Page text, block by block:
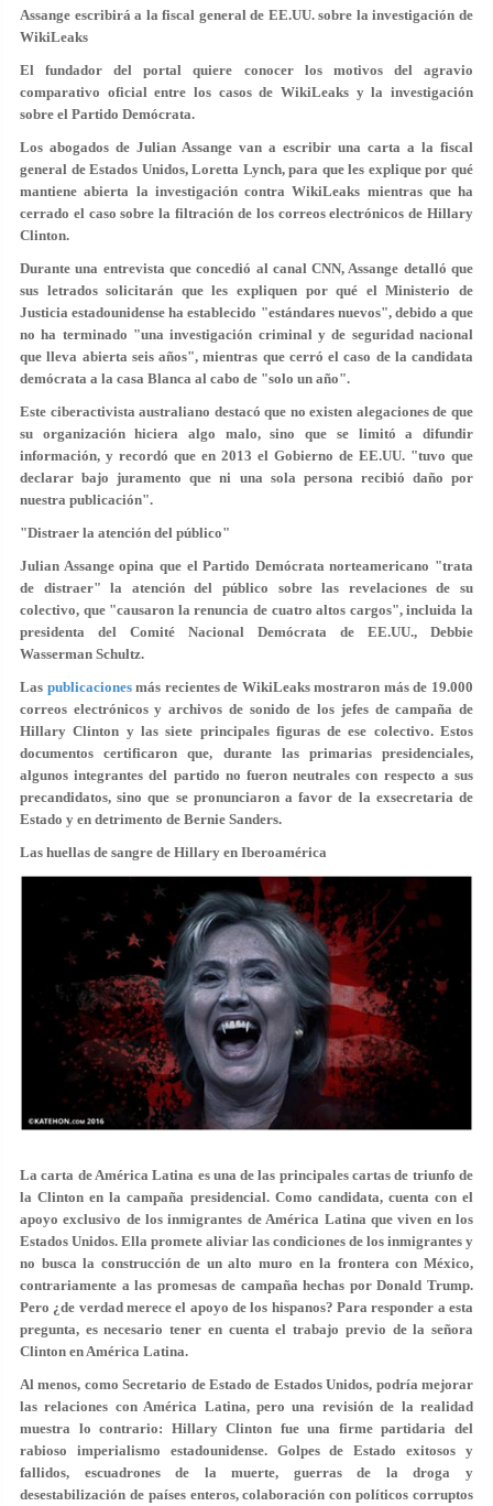
Assange escribirá a la fiscal general de EE.UU. sobre la investigación de
WikiLeaks
El fundador del portal quiere conocer los motivos del agravio
comparativo oficial entre los casos de WikiLeaks y la investigación
sobre el Partido Demócrata.
Los abogados de Julian Assange van a escribir una carta a la fiscal
general de Estados Unidos, Loretta Lynch, para que les explique por qué
mantiene abierta la investigación contra WikiLeaks mientras que ha
cerrado el caso sobre la filtración de los correos electrónicos de Hillary
Clinton.
Durante una entrevista que concedió al canal CNN, Assange detalló que
sus letrados solicitarán que les expliquen por qué el Ministerio de
Justicia estadounidense ha establecido "estándares nuevos", debido a que
no ha terminado "una investigación criminal y de seguridad nacional
que lleva abierta seis años", mientras que cerró el caso de la candidata
demócrata a la casa Blanca al cabo de "solo un año".
Este ciberactivista australiano destacó que no existen alegaciones de que
su organización hiciera algo malo, sino que se limitó a difundir
información, y recordó que en 2013 el Gobierno de EE.UU. "tuvo que
declarar bajo juramento que ni una sola persona recibió daño por
nuestra publicación".
"Distraer la atención del público"
Julian Assange opina que el Partido Demócrata norteamericano "trata
de distraer" la atención del público sobre las revelaciones de su
colectivo, que "causaron la renuncia de cuatro altos cargos", incluida la
presidenta del Comité Nacional Demócrata de EE.UU., Debbie
Wasserman Schultz.
Las publicacionesmás recientes de WikiLeaks mostraron más de 19.000
correos electrónicos y archivos de sonido de los jefes de campaña de
Hillary Clinton y las siete principales figuras de ese colectivo. Estos
documentos certificaron que, durante las primarias presidenciales,
algunos integrantes del partido no fueron neutrales con respecto a sus
precandidatos, sino que se pronunciaron a favor de la exsecretaria de
Estado y en detrimento de Bernie Sanders.
Las huellas de sangre de Hillary en Iberoamérica
La carta de América Latina es una de las principales cartas de triunfo de
la Clinton en la campaña presidencial. Como candidata, cuenta con el
apoyo exclusivo de los inmigrantes de América Latina que viven en los
Estados Unidos. Ella promete aliviar las condiciones de los inmigrantes y
no busca la construcción de un alto muro en la frontera con México,
contrariamente a las promesas de campaña hechas por Donald Trump.
Pero ¿de verdad merece el apoyo de los hispanos? Para responder a esta
pregunta, es necesario tener en cuenta el trabajo previo de la señora
Clinton en América Latina.
Al menos, como Secretario de Estado de Estados Unidos, podría mejorar
las relaciones con América Latina, pero una revisión de la realidad
muestra lo contrario: Hillary Clinton fue una firme partidaria del
rabioso imperialismo estadounidense. Golpes de Estado exitosos y
fallidos, escuadrones de la muerte, guerras de la droga y
desestabilización de países enteros, colaboración con políticos corruptos